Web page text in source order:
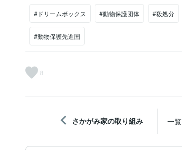
#ドリームボックス #動物保護団体 #殺処分
#動物保護先進国
8
さかがみ家の取り組み 一